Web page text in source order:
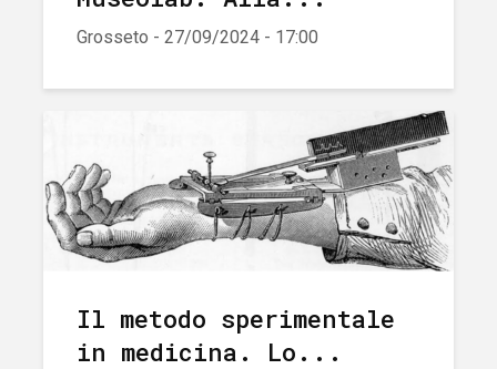
Grosseto - 27/09/2024 - 17:00
Il metodo sperimentale
in medicina. Lo...